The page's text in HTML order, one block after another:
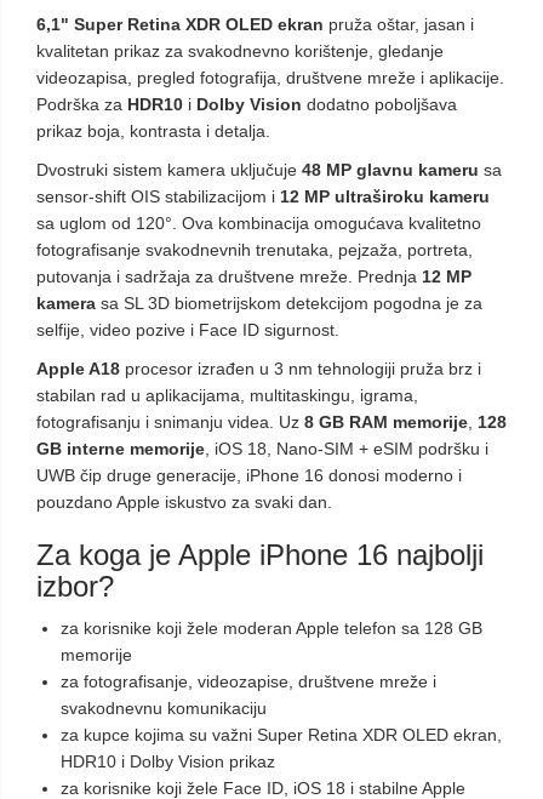
6,1" Super Retina XDR OLED ekran pruža oštar, jasan i
kvalitetan prikaz za svakodnevno korištenje, gledanje
videozapisa, pregled fotografija, društvene mreže i aplikacije.
Podrška za HDR10 i Dolby Vision dodatno poboljšava
prikaz boja, kontrasta i detalja.
Dvostruki sistem kamera uključuje 48 MP glavnu kameru sa
sensor-shift OIS stabilizacijom i 12 MP ultraširoku kameru
sa uglom od 120°. Ova kombinacija omogućava kvalitetno
fotografisanje svakodnevnih trenutaka, pejzaža, portreta,
putovanja i sadržaja za društvene mreže. Prednja 12 MP
kamera sa SL 3D biometrijskom detekcijom pogodna je za
selfije, video pozive i Face ID sigurnost.
Apple A18 procesor izrađen u 3 nm tehnologiji pruža brz i
stabilan rad u aplikacijama, multitaskingu, igrama,
fotografisanju i snimanju videa. Uz 8 GB RAM memorije 128
GB interne memorije , iOS 18, Nano-SIM + eSIM podršku i
UWB čip druge generacije, iPhone 16 donosi moderno i
pouzdano Apple iskustvo za svaki dan.
Za koga je Apple iPhone 16 najbolji
izbor?
za korisnike koji žele moderan Apple telefon sa 128 GB
memorije
za fotografisanje, videozapise, društvene mreže i
svakodnevnu komunikaciju
za kupce kojima su važni Super Retina XDR OLED ekran,
HDR10 i Dolby Vision prikaz
za korisnike koji žele Face ID, iOS 18 i stabilne Apple